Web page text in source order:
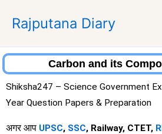
p
Rajputana Diary
Carbon and its
Shiksha247 – Science Government
Year Question Papers & Preparation
अगर आप UPSC, SSC, Railway, CTET,